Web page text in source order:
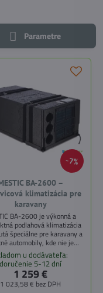
Parametre
7%
BA-2600 –
klimatizácia pre
karavany
BA-2600 je výkonná a
podlahová klimatizácia
špeciálne pre karavany a
automobily, kde nie je
inštalovať strešnú jednotku.
svojmu umiestneniu pod
alebo posteľ šetrí priestor a
poskytuje komfortné
aj vykurovanie.
u dodávateľa:
doručenie 5-12 dní
1 259 €
1 023,58 € bez DPH